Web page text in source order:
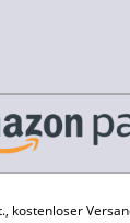
kostenloser